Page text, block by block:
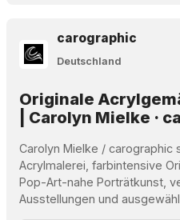
carographic
Deutschland
Originale
| Carolyn Mielke ·
Carolyn Mielke /
Acrylmalerei, farbintensive
Pop-Art-nahe Porträtkunst,
Ausstellungen und